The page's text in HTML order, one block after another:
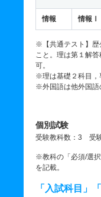
情報 情報Ⅰ
※【共通テスト】歴
こと。理は第１解
可。
※理は基礎２科目，
※外国語は他外国語
個別試験
受験教科数：3 受
※教科の「必須/選
を記載。
「入試科目」